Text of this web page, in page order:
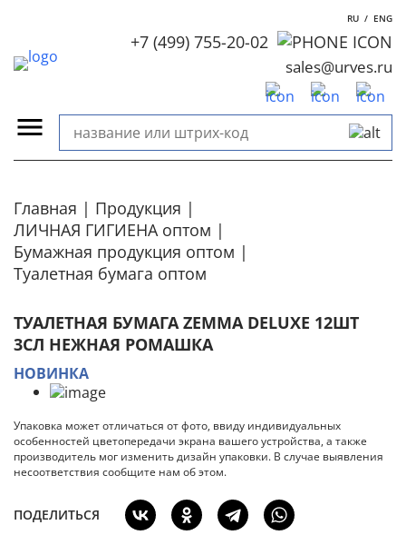
RU / ENG
+7 (499) 755-20-02
sales@urves.ru
Главная
Продукция
ЛИЧНАЯ ГИГИЕНА оптом
Бумажная продукция оптом
Туалетная бумага оптом
ТУАЛЕТНАЯ БУМАГА ZEMMA DELUXE 12ШТ
3СЛ НЕЖНАЯ РОМАШКА
НОВИНКА
Упаковка может отличаться от фото, ввиду индивидуальных
особенностей цветопередачи экрана вашего устройства, а также
производитель мог изменить дизайн упаковки. В случае выявления
несоответствия сообщите нам об этом.
ПОДЕЛИТЬСЯ